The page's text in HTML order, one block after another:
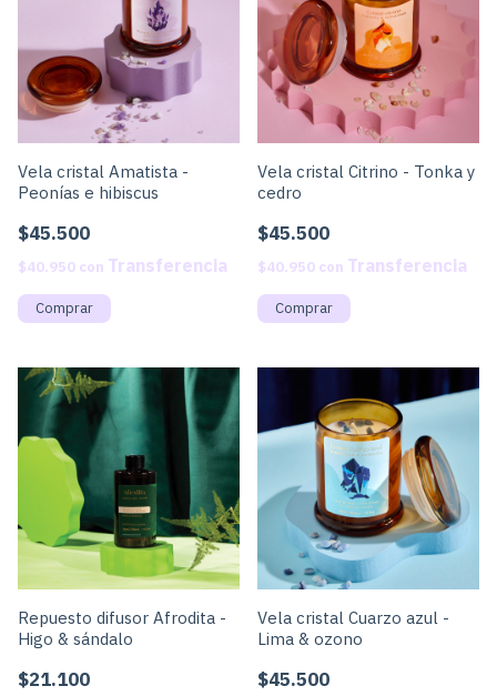
Vela cristal Amatista -
Peonías e hibiscus
$45.500
$40.950 con
Vela cristal Citrino - Tonka y
cedro
$45.500
$40.950 con
Repuesto difusor Afrodita -
Higo & sándalo
$21.100
Vela cristal Cuarzo azul -
Lima & ozono
$45.500